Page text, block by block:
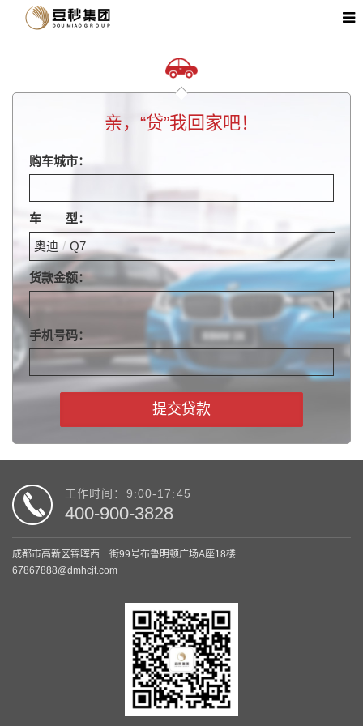
亲，“贷”我回家吧！
购车城市：
车 型：
奥迪 / Q7
货款金额：
手机号码：
提交贷款
工作时间：9:00-17:45
400-900-3828
成都市高新区锦晖西一街99号布鲁明顿广场A座18楼
67867888@dmhcjt.com